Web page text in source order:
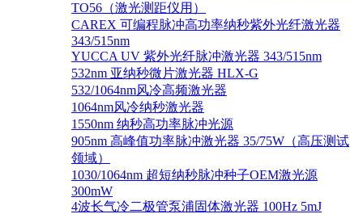
TO56（激光测距仪用）
CAREX 可编程脉冲高功率纳秒紫外光纤激光器
343/515nm
YUCCA UV 紫外光纤脉冲激光器 343/515nm
532nm 亚纳秒微片激光器 HLX-G
532/1064nm风冷高频激光器
1064nm风冷纳秒激光器
1550nm 纳秒高功率脉冲光源
905nm 高峰值功率脉冲激光器 35/75W（高压测试
领域）
1030/1064nm 超短纳秒脉冲种子OEM激光源
300mW
4波长气冷二极管泵浦固体激光器 100Hz 5mJ